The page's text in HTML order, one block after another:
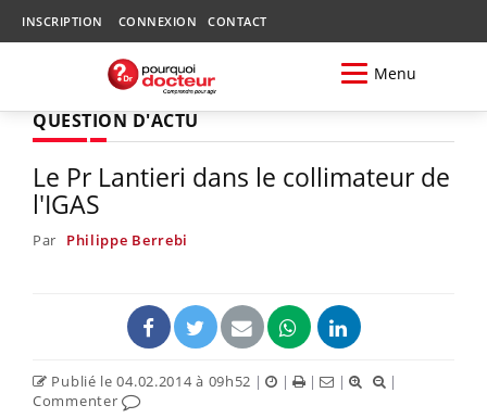
INSCRIPTION CONNEXION CONTACT
Menu
QUESTION D'ACTU
Le Pr Lantieri dans le collimateur de
l'IGAS
Par Philippe Berrebi
Publié le 04.02.2014 à 09h52 | | | |
|
Commenter